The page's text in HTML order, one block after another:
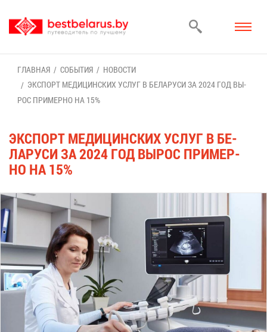
ГЛАВ­НАЯ СО­БЫ­ТИЯ
НО­ВО­СТИ
ЭКС­ПОРТ МЕ­ДИ­ЦИН­СКИХ УСЛУГ В БЕ­ЛА­РУ­СИ ЗА 2024 ГОД ВЫ­
РОС ПРИ­МЕР­НО НА 15%
ЭКС­ПОРТ МЕ­ДИ­ЦИН­СКИХ УСЛУГ В БЕ­
ЛА­РУ­СИ ЗА 2024 ГОД ВЫ­РОС ПРИ­МЕР­
НО НА 15%